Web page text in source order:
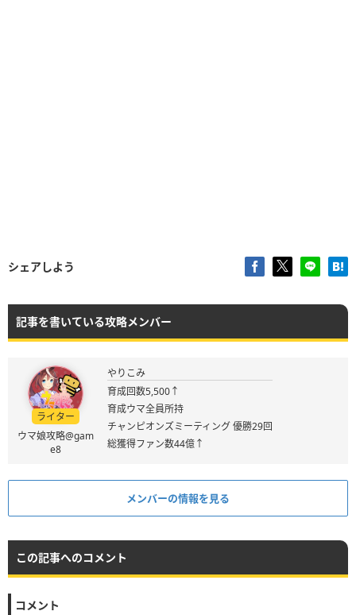
シェアしよう
記事を書いている攻略メンバー
ライター
ウマ娘攻略@gam
e8
やりこみ
育成回数5,500↑
育成ウマ全員所持
チャンピオンズミーティング 優勝29回
総獲得ファン数44億↑
メンバーの情報を見る
この記事へのコメント
コメント